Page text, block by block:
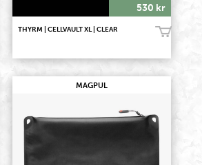
530 kr
THYRM | CELLVAULT XL | CLEAR Köp!
MAGPUL